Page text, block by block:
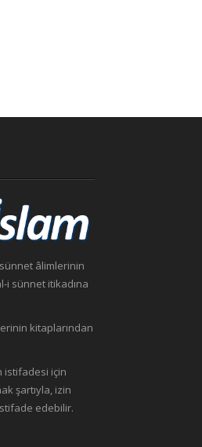
âlimlerinin
i sünnet itikadına
kitaplarından
istifadesi için
şartıyla, izin
edebilir.